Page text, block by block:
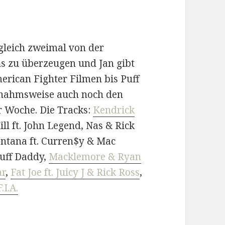
zweimal von der
zu überzeugen und Jan gibt
Fighter Filmen bis Puff
auch noch den
Die Tracks: Kendrick
ft. John Legend, Nas & Rick
ft. Curren$y & Mac
Daddy, Macklemore & Ryan
, Fat Joe ft. Juicy J & Rick Ross,